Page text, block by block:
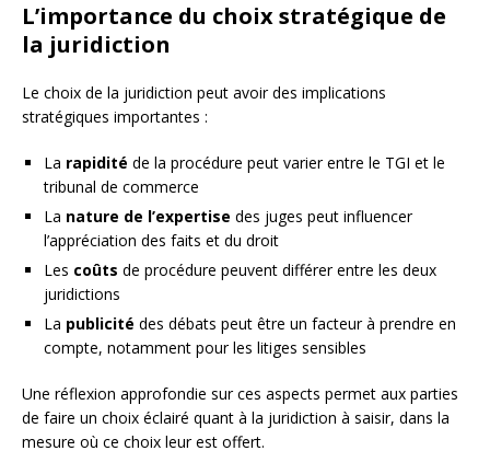
L’importance du choix stratégique de
la juridiction
Le choix de la juridiction peut avoir des implications
stratégiques importantes :
La rapidité de la procédure peut varier entre le TGI et le
tribunal de commerce
La nature de l’expertise des juges peut influencer
l’appréciation des faits et du droit
Les coûts de procédure peuvent différer entre les deux
juridictions
La publicité des débats peut être un facteur à prendre en
compte, notamment pour les litiges sensibles
Une réflexion approfondie sur ces aspects permet aux parties
de faire un choix éclairé quant à la juridiction à saisir, dans la
mesure où ce choix leur est offert.